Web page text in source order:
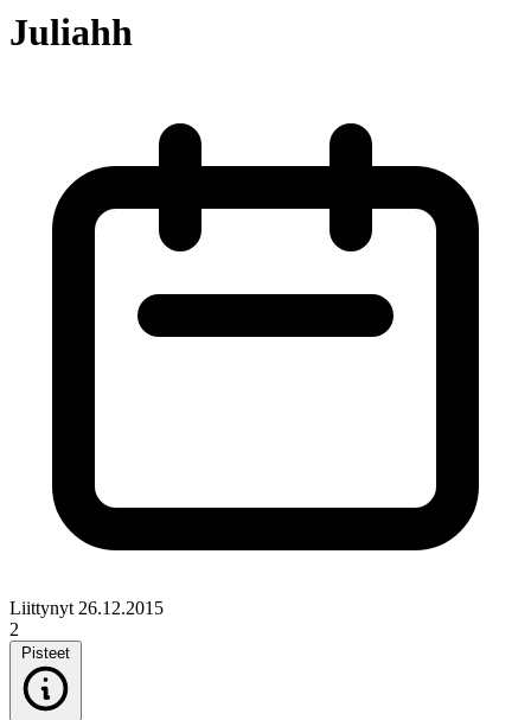
Juliahh
Liittynyt 26.12.2015
2
Pisteet